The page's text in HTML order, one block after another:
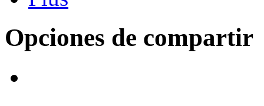
Opciones de compartir